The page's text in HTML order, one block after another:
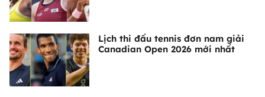
Lịch thi đấu tennis đơn nam giải
Canadian Open 2026 mới nhất